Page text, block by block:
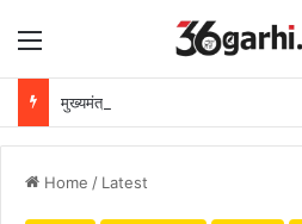
Menu
Home / Latest